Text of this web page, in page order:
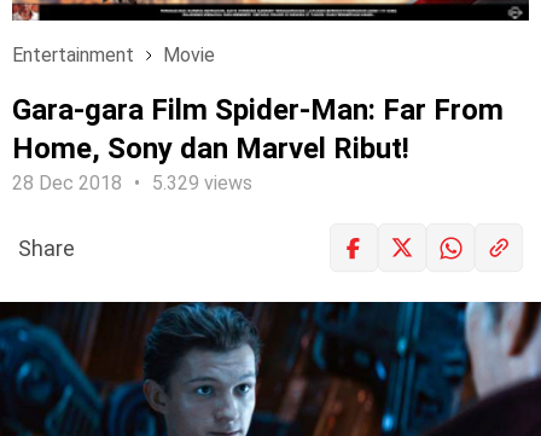
Entertainment Movie
Gara-gara Film Spider-Man: Far From
Home, Sony dan Marvel Ribut!
28 Dec 2018 5.329 views
LOGIN
Share